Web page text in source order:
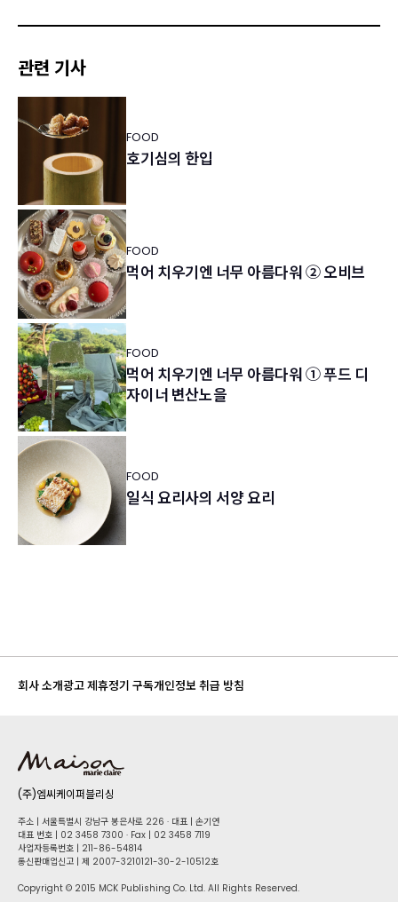
관련 기사
FOOD
호기심의 한입
FOOD
먹어 치우기엔 너무 아름다워 ② 오비브
FOOD
먹어 치우기엔 너무 아름다워 ① 푸드 디
자이너 변산노을
FOOD
일식 요리사의 서양 요리
회사 소개광고 제휴정기 구독개인정보 취급 방침
(주)엠씨케이퍼블리싱
주소 | 서울특별시 강남구 봉은사로 226 · 대표 | 손기연
대표 번호 | 02 34​58 7300 · Fax | 02 34​58 7119
사업자등록번호 | 211-86-5​4814
통신판매업신고 | 제 2007-3210121-30-2-10512호
Copyright © 2015 MCK Publishing Co. Ltd. All Rights Reserved.